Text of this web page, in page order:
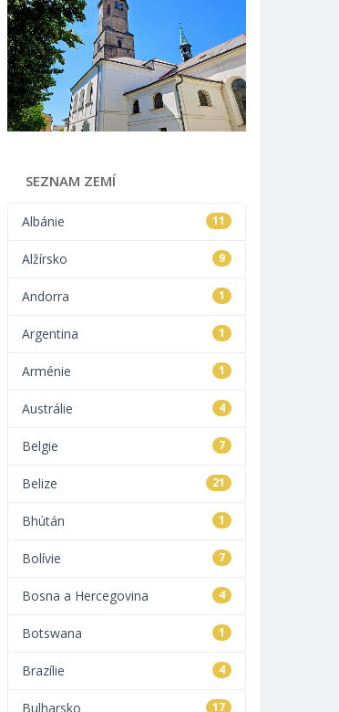
SEZNAM ZEMÍ
11
Albánie
9
Alžírsko
1
Andorra
1
Argentina
1
Arménie
4
Austrálie
7
Belgie
21
Belize
1
Bhútán
7
Bolívie
4
Bosna a Hercegovina
1
Botswana
4
Brazílie
17
Bulharsko